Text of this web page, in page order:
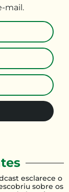
esclarece o
sobre os
mail.